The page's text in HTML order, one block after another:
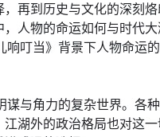
再到历史与文化的深刻
人物的命运如何与时代
叮当》背景下人物命运
谋与角力的复杂世界。各
湖外的政治格局也对这